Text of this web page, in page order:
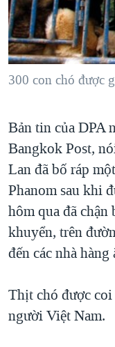
"Tìm"NGƯỜI VIỆT HẢI
ĐỜI SỐNG
KINH TẾ
THỂ THAO
GIÁO DỤC
TẠI
HÀNH TRÌNH BẦU
MỘT NĂM CHIẾN
GIẢI MÃ VÀNH
TRỊNH VĨNH BÌNH
GROUND ZERO –
CHI PHÍ CHIẾN
CÁC GIÁ TRỊ
THƯỢNG ĐỈNH
TRỊNH VĨNH BÌNH
BÊN KIA QUỐC
VIDEO
NGHE
MẠNG XÃ HỘI
Ngôn ngữ khác
300 con chó được
Bản tin của DPA
Bangkok Post,
Lan đã bố ráp
Phanom sau khi
hôm qua đã chận
khuyển, trên
đến các nhà
Thịt chó được
người Việt Nam.